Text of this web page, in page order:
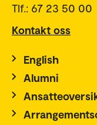
Tlf.: 67 23 50 00
Kontakt oss
English
Alumni